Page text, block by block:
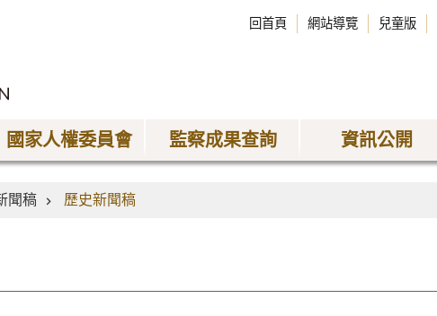
回首頁 網站導覽 兒童版
國家人權委員會 監察成果查詢 資訊公開
聞稿 歷史新聞稿